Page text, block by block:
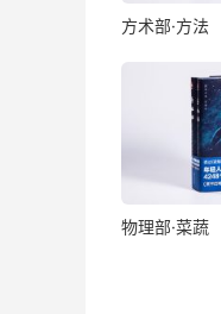
方术部·方法
物理部·菜蔬